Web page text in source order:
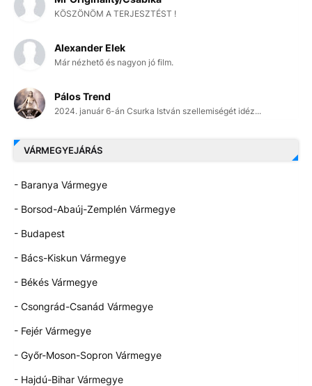
KÖSZÖNÖM A TERJESZTÉST !
Alexander Elek
Már nézhető és nagyon jó film.
Pálos Trend
2024. január 6-án Csurka István szellemiségét idéz...
VÁRMEGYEJÁRÁS
- Baranya Vármegye
- Borsod-Abaúj-Zemplén Vármegye
- Budapest
- Bács-Kiskun Vármegye
- Békés Vármegye
- Csongrád-Csanád Vármegye
- Fejér Vármegye
- Győr-Moson-Sopron Vármegye
- Hajdú-Bihar Vármegye